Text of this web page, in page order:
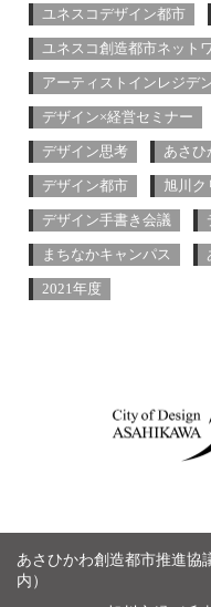
ユネスコデザイン都市
ユネスコ創造都市ネット
アーティストインレジデ
デザイン×経営セミナー
デザイン思考 あさひ
デザイン都市 旭川ク
デザイン手書き会議
まちなかキャンパス
2021年度
あさひかわ創造都市推進協
内）